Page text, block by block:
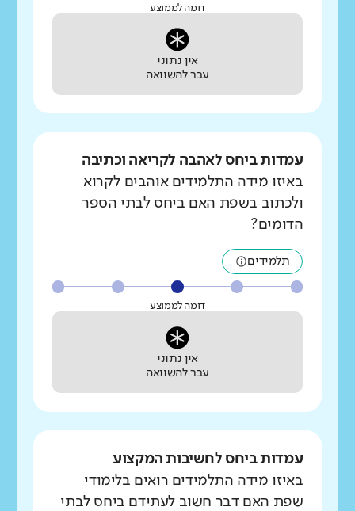
דומה לממוצע
אין נתוני
עבר להשוואה
עמדות ביחס לאהבה לקריאה וכתיבה
באיזו מידה התלמידים אוהבים לקרוא
ולכתוב בשפת האם ביחס לבתי הספר
הדומים?
תלמידים
דומה לממוצע
אין נתוני
עבר להשוואה
עמדות ביחס לחשיבות המקצוע
באיזו מידה התלמידים רואים בלימודי
שפת האם דבר חשוב לעתידם ביחס לבתי